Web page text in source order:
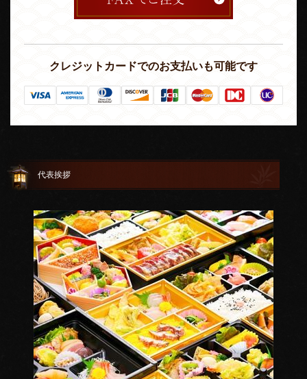
クレジットカードでのお支払いも可能です
代表挨拶